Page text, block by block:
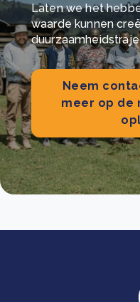
Laten we het
waarde kunnen
Neem
meer op de